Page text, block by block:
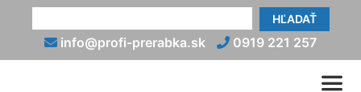
HĽADAŤ
info@profi-prerabka.sk 0919 221 257